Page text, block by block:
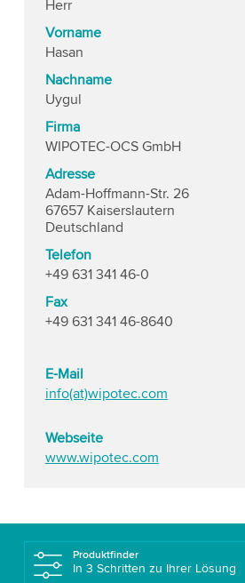
Herr
Vorname
Hasan
Nachname
Uygul
Firma
WIPOTEC-OCS GmbH
Adresse
Adam-Hoffmann-Str. 26
67657 Kaiserslautern
Deutschland
Telefon
+49 631 341 46-0
Fax
+49 631 341 46-8640
E-Mail
info(at)wipotec.com
Webseite
www.wipotec.com
Produktfinder
In 3 Schritten zu Ihrer Lösung